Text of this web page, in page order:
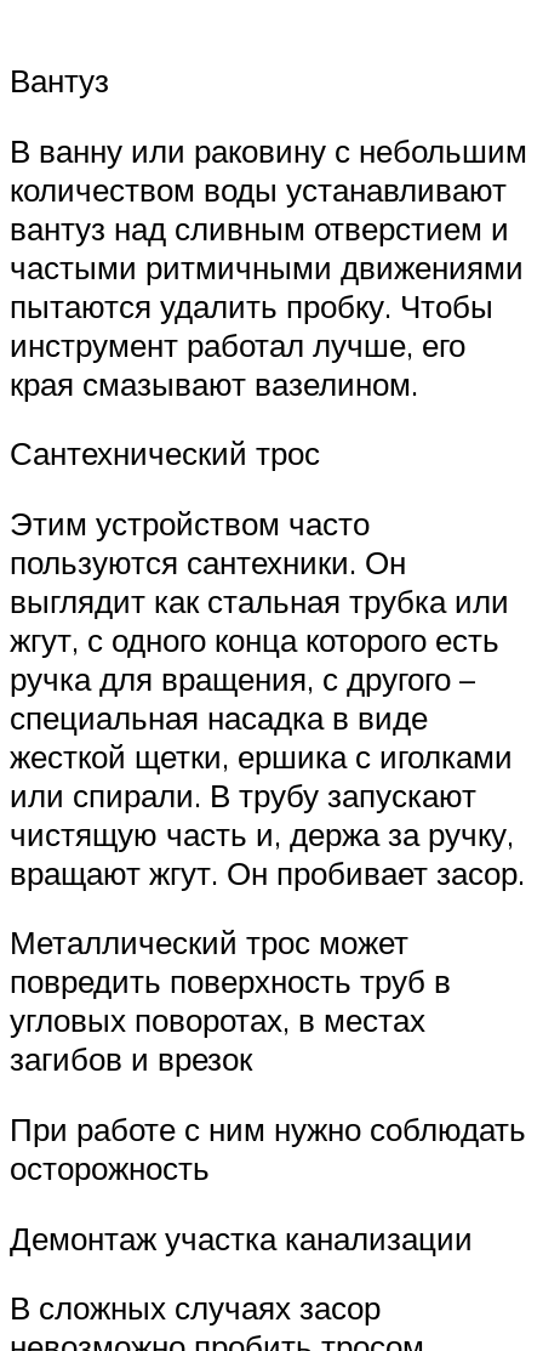
Вантуз
В ванну или раковину с небольшим
количеством воды устанавливают
вантуз над сливным отверстием и
частыми ритмичными движениями
пытаются удалить пробку. Чтобы
инструмент работал лучше, его
края смазывают вазелином.
Сантехнический трос
Этим устройством часто
пользуются сантехники. Он
выглядит как стальная трубка или
жгут, с одного конца которого есть
ручка для вращения, с другого –
специальная насадка в виде
жесткой щетки, ершика с иголками
или спирали. В трубу запускают
чистящую часть и, держа за ручку,
вращают жгут. Он пробивает засор.
Металлический трос может
повредить поверхность труб в
угловых поворотах, в местах
загибов и врезок
При работе с ним нужно соблюдать
осторожность
Демонтаж участка канализации
В сложных случаях засор